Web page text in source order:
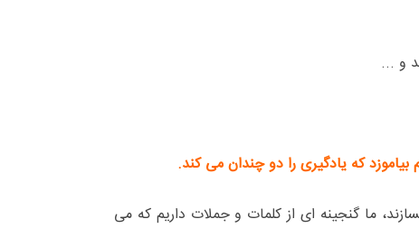
و ...
که یادگیری را دو چندان می کند.
ما گنجینه ای از کلمات و جملات داریم که می